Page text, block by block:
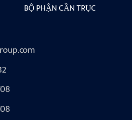
BỘ PHẬN CẦN TRỤC